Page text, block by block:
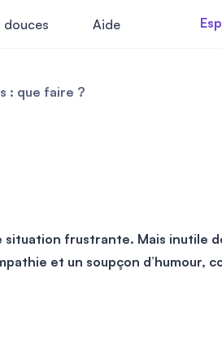
douces Aide
: que faire ?
frustrante. Mais inutile
et un soupçon d’humour,